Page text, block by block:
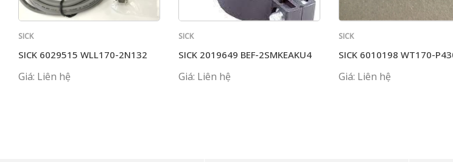
SICK
SICK 6029515 WLL170-2N132
Giá: Liên hệ
SICK
SICK 2019649 BEF-2SMKEAKU4
Giá: Liên hệ
SICK
SICK 6010198 WT170-
Giá: Liên hệ